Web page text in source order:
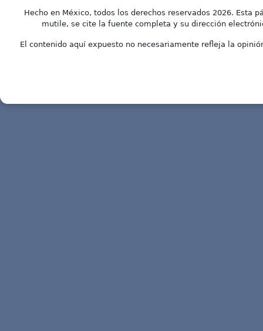
Hecho en México, todos los derechos reservados 2026. Esta
mutile, se cite la fuente completa y su dirección
El contenido aquí expuesto no necesariamente refleja la